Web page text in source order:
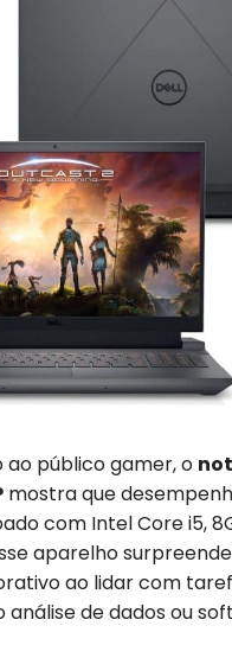
público gamer, o
mostra que
com Intel Core i5,
aparelho
ao lidar com
análise de dados ou